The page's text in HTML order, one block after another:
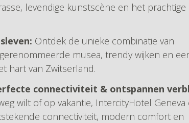
levendige kunstscène en het prachtige
Ontdek de unieke combinatie van
musea, trendy wijken en
hart van Zwitserland.
connectiviteit & ontspannen
wilt of op vakantie, IntercityHotel Geneva
connectiviteit, modern comfort en